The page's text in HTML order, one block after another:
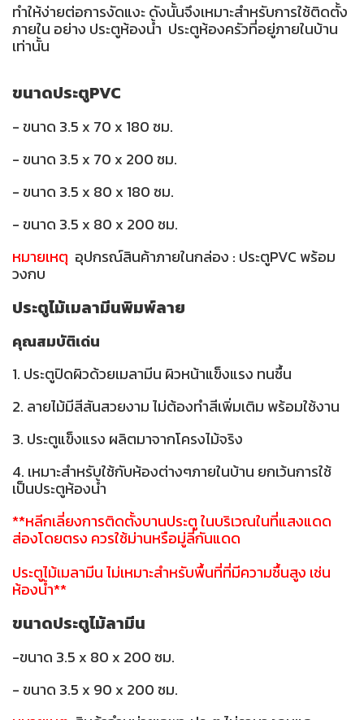
ทำให้ง่ายต่อการงัดแงะ ดังนั้นจึงเหมาะสำหรับการใช้ติดตั้ง
ภายใน อย่าง ประตูห้องน้ำ ประตูห้องครัวที่อยู่ภายในบ้าน
เท่านั้น
ขนาดประตูPVC
- ขนาด 3.5 x 70 x 180 ซม.
- ขนาด 3.5 x 70 x 200 ซม.
- ขนาด 3.5 x 80 x 180 ซม.
- ขนาด 3.5 x 80 x 200 ซม.
หมายเหตุ อุปกรณ์สินค้าภายในกล่อง : ประตูPVC พร้อม
วงกบ
ประตูไม้เมลามีนพิมพ์ลาย
คุณสมบัติเด่น
1. ประตูปิดผิวด้วยเมลามีน ผิวหน้าแข็งแรง ทนชื้น
2. ลายไม้มีสีสันสวยงาม ไม่ต้องทำสีเพิ่มเติม พร้อมใช้งาน
3. ประตูแข็งแรง ผลิตมาจากโครงไม้จริง
4. เหมาะสำหรับใช้กับห้องต่างๆภายในบ้าน ยกเว้นการใช้
เป็นประตูห้องน้ำ
**หลีกเลี่ยงการติดตั้งบานประตู ในบริเวณในที่แสงแดด
ส่องโดยตรง ควรใช้ม่านหรือมู่ลี่กันแดด
ประตูไม้เมลามีน ไม่เหมาะสำหรับพื้นที่ที่มีความชื้นสูง เช่น
ห้องน้ำ**
ขนาดประตูไม้ลามีน
-ขนาด 3.5 x 80 x 200 ซม.
- ขนาด 3.5 x 90 x 200 ซม.